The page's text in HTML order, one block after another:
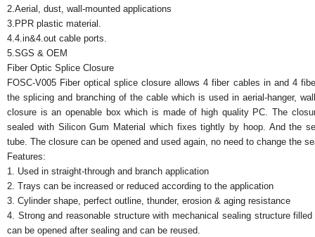
2.Aerial, dust, wall-mounted applications
3.PPR plastic material.
4.4.in&4.out cable ports.
5.SGS & OEM
Fiber Optic Splice Closure
FOSC-V005 Fiber optical splice closure allows 4 fiber cables in and 4
the splicing and branching of the cable which is used in aerial-hanger,
closure is an openable box which is made of high quality PC. The
sealed with Silicon Gum Material which fixes tightly by hoop. And the
tube. The closure can be opened and used again, no need to change the
Features:
1. Used in straight-through and branch application
2. Trays can be increased or reduced according to the application
3. Cylinder shape, perfect outline, thunder, erosion & aging resistance
4. Strong and reasonable structure with mechanical sealing structure
can be opened after sealing and can be reused.